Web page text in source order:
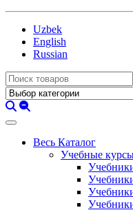
Uzbek
English
Russian
Весь Каталог
Учебные